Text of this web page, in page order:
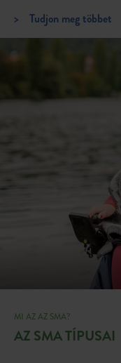
> Tudjon meg többet
MI AZ AZ SMA?
AZ SMA TÍPUSAI